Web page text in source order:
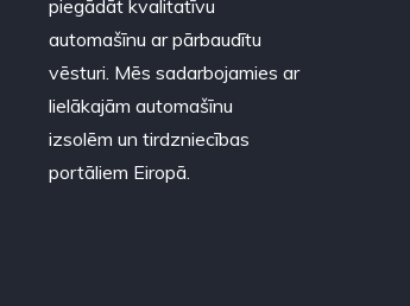
piegādāt kvalitatīvu
automašīnu ar pārbaudītu
vēsturi. Mēs sadarbojamies ar
lielākajām automašīnu
izsolēm un tirdzniecības
portāliem Eiropā.